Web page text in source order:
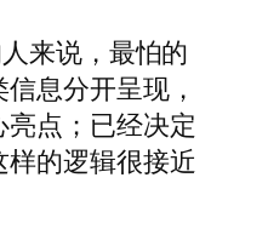
来说，最怕的
息分开呈现，
点；已经决定
的逻辑很接近